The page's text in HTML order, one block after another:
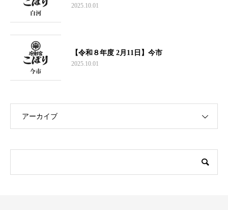
2025.10.01
【令和８年度 2月11日】今市
2025.10.01
アーカイブ